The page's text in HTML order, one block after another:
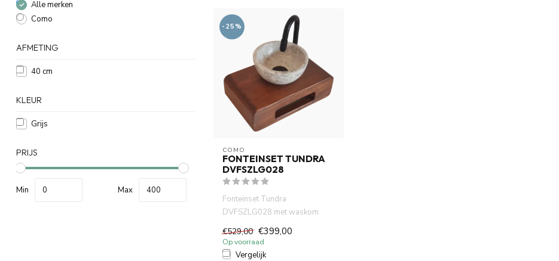
Alle merken
Como
AFMETING
40 cm
KLEUR
Grijs
PRIJS
Min Max
-25%
COMO
FONTEINSET TUNDRA
DVFSZLG028
Fonteinset Tundra
DVFSZLG028 met waskom
handdoek...
€529,00 €399,00
Op voorraad
Vergelijk